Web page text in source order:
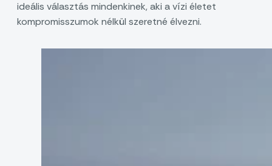
ideális választás mindenkinek, aki a vízi életet
kompromisszumok nélkül szeretné élvezni.